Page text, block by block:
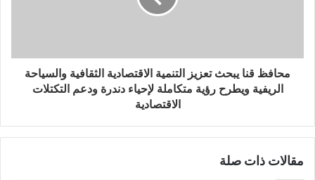
محافظ قنا يبحث تعزيز التنمية الاقتصادية الثقافية والسياحة
الريفية ويطرح رؤية متكاملة لإحياء دندرة ودعم التكتلات
الاقتصادية
مقالات ذات صلة